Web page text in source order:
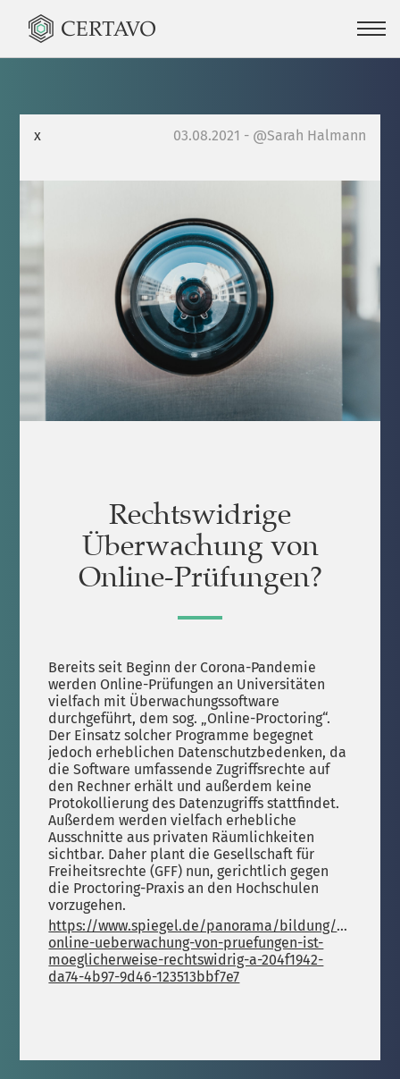
x 03.08.2021 - @Sarah Halmann
Rechtswidrige
Überwachung von
Online-Prüfungen?
Bereits seit Beginn der Corona-Pandemie
werden Online-Prüfungen an Universitäten
vielfach mit Überwachungssoftware
durchgeführt, dem sog. „Online-Proctoring“.
Der Einsatz solcher Programme begegnet
jedoch erheblichen Datenschutzbedenken, da
die Software umfassende Zugriffsrechte auf
den Rechner erhält und außerdem keine
Protokollierung des Datenzugriffs stattfindet.
Außerdem werden vielfach erhebliche
Ausschnitte aus privaten Räumlichkeiten
sichtbar. Daher plant die Gesellschaft für
Freiheitsrechte (GFF) nun, gerichtlich gegen
die Proctoring-Praxis an den Hochschulen
vorzugehen.
https://www.spiegel.de/panorama/bildung/studium-
online-ueberwachung-von-pruefungen-ist-
moeglicherweise-rechtswidrig-a-204f1942-
da74-4b97-9d46-123513bbf7e7